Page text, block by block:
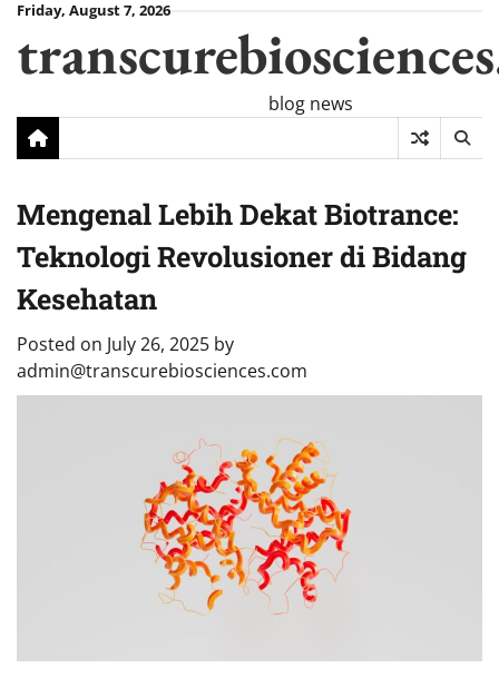
Skip
content
Friday, August 7, 2026
blog news
Mengenal Lebih Dekat Biotrance:
Teknologi Revolusioner di Bidang
Kesehatan
Posted on July 26, 2025 by
admin@transcurebiosciences.com